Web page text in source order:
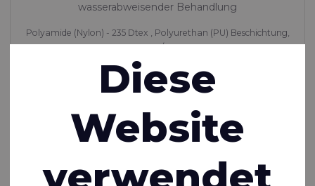
wasserabweisender Behandlung
Polyamide (Nylon) - 235 Dtex , Polyurethan (PU) Beschichtung,
130 g/m²
Auf Lager
Diese
Website